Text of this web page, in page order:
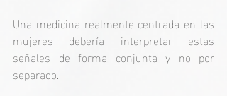
Una medicina realmente centrada en las
mujeres debería interpretar estas
señales de forma conjunta y no por
separado.